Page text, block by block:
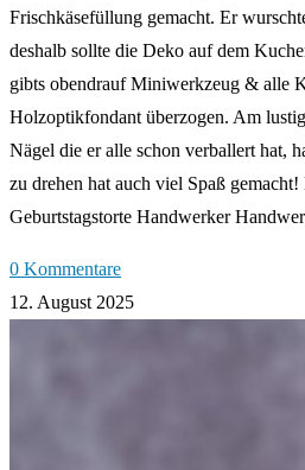
Frischkäsefüllung gemacht. Er
deshalb sollte die Deko auf dem
gibts obendrauf Miniwerkzeug & alle
Holzoptikfondant überzogen. Am
Nägel die er alle schon verballert hat,
zu drehen hat auch viel Spaß
Geburtstagstorte Handwerker
0 Kommentare
12. August 2025